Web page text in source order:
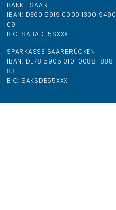
BANK 1 SAAR
IBAN: DE60 5919 0000 1300 9490
09
BIC: SABADE5SXXX
SPARKASSE SAARBRÜCKEN
IBAN: DE78 5905 0101 0088 1888
83
BIC: SAKSDE55XXX